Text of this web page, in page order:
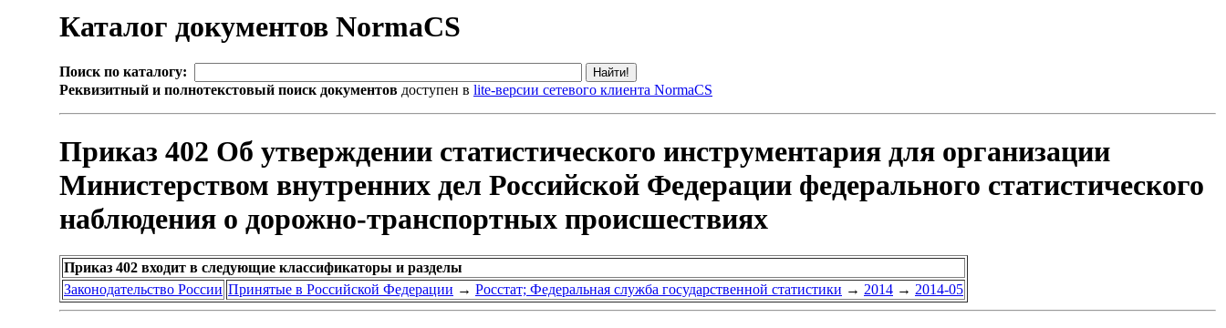
Каталог документов NormaCS
Поиск по каталогу:
Реквизитный и полнотекстовый поиск документов доступен в lite-версии сетевого клиента NormaCS
Приказ 402 Об утверждении статистического инструментария для организации
Министерством внутренних дел Российской Федерации федерального статистического
наблюдения о дорожно-транспортных происшествиях
Приказ 402 входит в следующие классификаторы и разделы
Законодательство России Принятые в Российской Федерации → Росстат; Федеральная служба государственной статистики → 2014 → 2014-05